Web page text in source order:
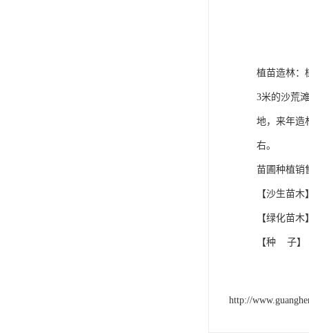
植苗造林：
3米的沙荒
地，来年造
右。
苗圃种植销
【沙生苗
【绿化苗
【种 子】
http://